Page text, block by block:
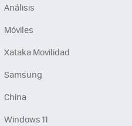
Análisis
Móviles
Xataka Movilidad
Samsung
China
Windows 11